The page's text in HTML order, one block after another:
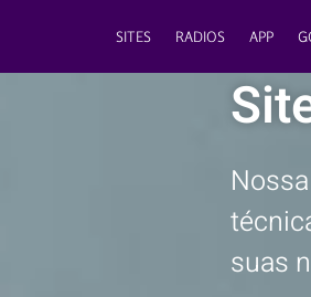
SITES RADIOS APP
suas